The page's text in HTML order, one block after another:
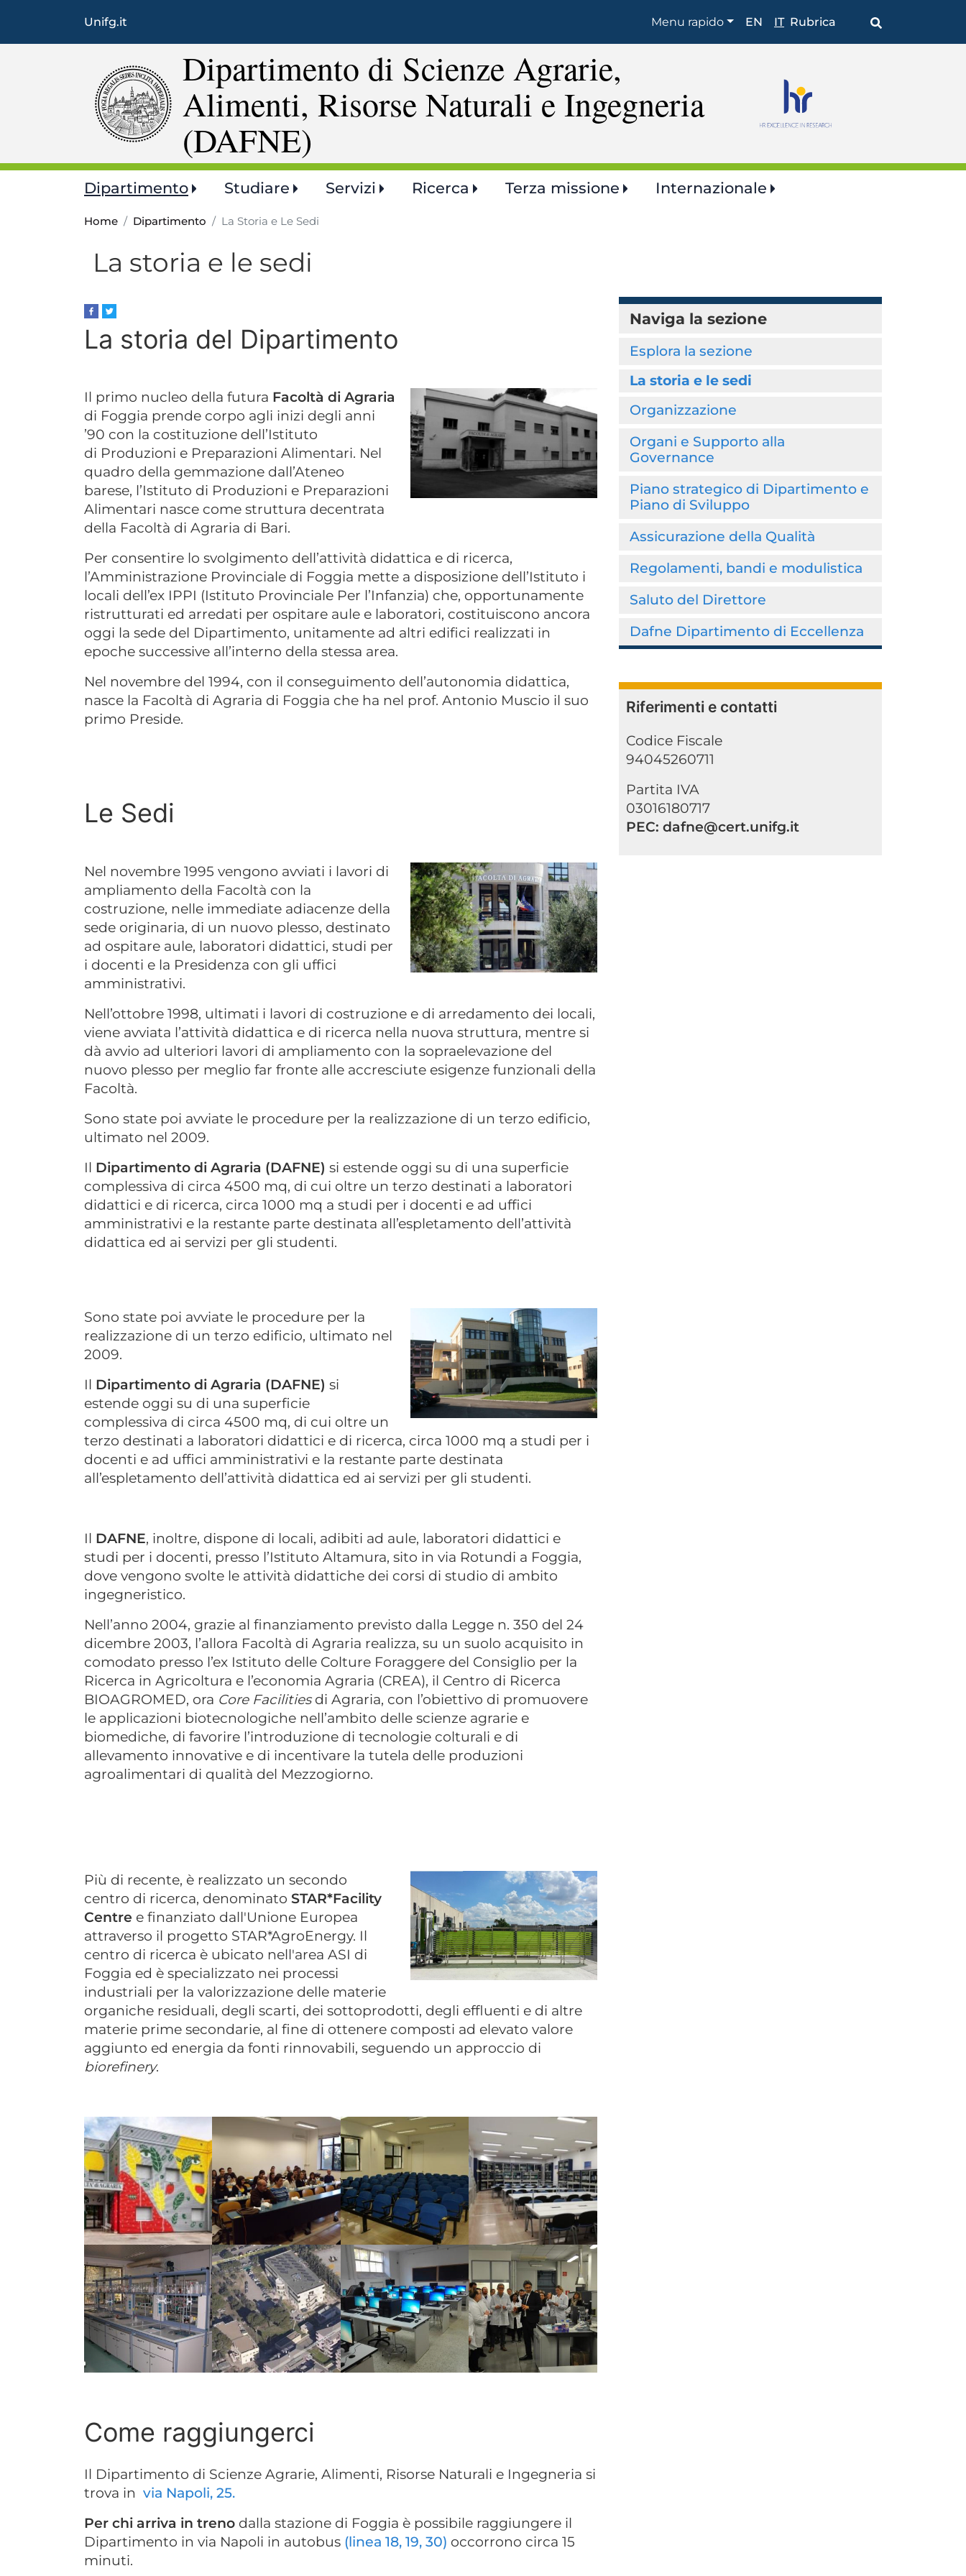
contenuto
principale
Unifg.it Shortcuts
Menu rapido EN IT Rubrica
Dipartimento di Scienze Agrarie,
Alimenti, Risorse Naturali e Ingegneria
(DAFNE)
Main
navigation
Dipartimento Studiare Servizi Ricerca Terza missione Internazionale
Home Dipartimento La Storia e Le Sedi
La storia e le sedi
La storia del Dipartimento
Il primo nucleo della futura Facoltà di Agraria
di Foggia prende corpo agli inizi degli anni
’90 con la costituzione dell’Istituto
di Produzioni e Preparazioni Alimentari. Nel
quadro della gemmazione dall’Ateneo
barese, l’Istituto di Produzioni e Preparazioni
Alimentari nasce come struttura decentrata
della Facoltà di Agraria di Bari.
Per consentire lo svolgimento dell’attività didattica e di ricerca,
l’Amministrazione Provinciale di Foggia mette a disposizione dell’Istituto i
locali dell’ex IPPI (Istituto Provinciale Per l’Infanzia) che, opportunamente
ristrutturati ed arredati per ospitare aule e laboratori, costituiscono ancora
oggi la sede del Dipartimento, unitamente ad altri edifici realizzati in
epoche successive all’interno della stessa area.
Nel novembre del 1994, con il conseguimento dell’autonomia didattica,
nasce la Facoltà di Agraria di Foggia che ha nel prof. Antonio Muscio il suo
primo Preside.
Le Sedi
Nel novembre 1995 vengono avviati i lavori di
ampliamento della Facoltà con la
costruzione, nelle immediate adiacenze della
sede originaria, di un nuovo plesso, destinato
ad ospitare aule, laboratori didattici, studi per
i docenti e la Presidenza con gli uffici
amministrativi.
Nell’ottobre 1998, ultimati i lavori di costruzione e di arredamento dei locali,
viene avviata l’attività didattica e di ricerca nella nuova struttura, mentre si
dà avvio ad ulteriori lavori di ampliamento con la sopraelevazione del
nuovo plesso per meglio far fronte alle accresciute esigenze funzionali della
Facoltà.
Sono state poi avviate le procedure per la realizzazione di un terzo edificio,
ultimato nel 2009.
Il Dipartimento di Agraria (DAFNE) si estende oggi su di una superficie
complessiva di circa 4500 mq, di cui oltre un terzo destinati a laboratori
didattici e di ricerca, circa 1000 mq a studi per i docenti e ad uffici
amministrativi e la restante parte destinata all’espletamento dell’attività
didattica ed ai servizi per gli studenti.
Sono state poi avviate le procedure per la
realizzazione di un terzo edificio, ultimato nel
2009.
Il Dipartimento di Agraria (DAFNE) si
estende oggi su di una superficie
complessiva di circa 4500 mq, di cui oltre un
terzo destinati a laboratori didattici e di ricerca, circa 1000 mq a studi per i
docenti e ad uffici amministrativi e la restante parte destinata
all’espletamento dell’attività didattica ed ai servizi per gli studenti.
Il DAFNE, inoltre, dispone di locali, adibiti ad aule, laboratori didattici e
studi per i docenti, presso l’Istituto Altamura, sito in via Rotundi a Foggia,
dove vengono svolte le attività didattiche dei corsi di studio di ambito
ingegneristico.
Nell’anno 2004, grazie al finanziamento previsto dalla Legge n. 350 del 24
dicembre 2003, l’allora Facoltà di Agraria realizza, su un suolo acquisito in
comodato presso l’ex Istituto delle Colture Foraggere del Consiglio per la
Ricerca in Agricoltura e l’economia Agraria (CREA), il Centro di Ricerca
BIOAGROMED, ora Core Facilitiesdi Agraria, con l’obiettivo di promuovere
le applicazioni biotecnologiche nell’ambito delle scienze agrarie e
biomediche, di favorire l’introduzione di tecnologie colturali e di
allevamento innovative e di incentivare la tutela delle produzioni
agroalimentari di qualità del Mezzogiorno.
Più di recente, è realizzato un secondo
centro di ricerca, denominato STAR*Facility
Centre e finanziato dall'Unione Europea
attraverso il progetto STAR*AgroEnergy. Il
centro di ricerca è ubicato nell'area ASI di
Foggia ed è specializzato nei processi
industriali per la valorizzazione delle materie
organiche residuali, degli scarti, dei sottoprodotti, degli effluenti e di altre
materie prime secondarie, al fine di ottenere composti ad elevato valore
aggiunto ed energia da fonti rinnovabili, seguendo un approccio di
biorefinery.
Come raggiungerci
Il Dipartimento di Scienze Agrarie, Alimenti, Risorse Naturali e Ingegneria si
trova in via Napoli, 25.
Per chi arriva in treno dalla stazione di Foggia è possibile raggiungere il
Dipartimento in via Napoli in autobus (linea 18, 19, 30) occorrono circa 15
minuti.
Naviga la sezione
Esplora la sezione
La storia e le sedi
Organizzazione
Organi e Supporto alla
Governance
Piano strategico di Dipartimento e
Piano di Sviluppo
Assicurazione della Qualità
Regolamenti, bandi e modulistica
Saluto del Direttore
Dafne Dipartimento di Eccellenza
Riferimenti e contatti
Codice Fiscale
94045260711
Partita IVA
03016180717
PEC: dafne@cert.unifg.it